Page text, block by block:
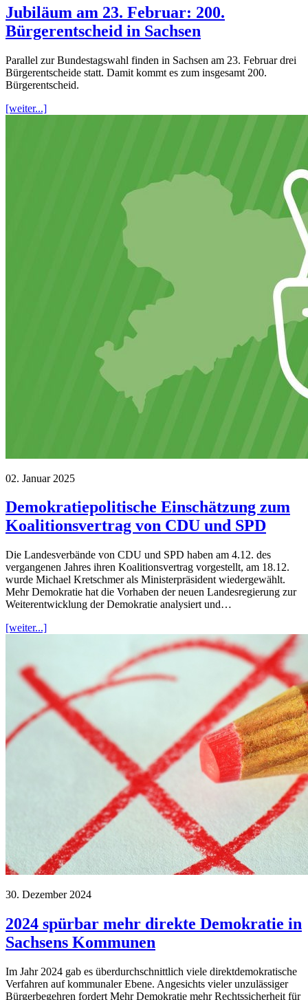
Jubiläum am 23. Februar: 200.
Bürgerentscheid in Sachsen
Parallel zur Bundestagswahl finden in Sachsen am 23. Februar drei
Bürgerentscheide statt. Damit kommt es zum insgesamt 200.
Bürgerentscheid.
[weiter...]
02. Januar 2025
Demokratiepolitische Einschätzung zum
Koalitionsvertrag von CDU und SPD
Die Landesverbände von CDU und SPD haben am 4.12. des
vergangenen Jahres ihren Koalitionsvertrag vorgestellt, am 18.12.
wurde Michael Kretschmer als Ministerpräsident wiedergewählt.
Mehr Demokratie hat die Vorhaben der neuen Landesregierung zur
Weiterentwicklung der Demokratie analysiert und…
[weiter...]
30. Dezember 2024
2024 spürbar mehr direkte Demokratie in
Sachsens Kommunen
Im Jahr 2024 gab es überdurchschnittlich viele direktdemokratische
Verfahren auf kommunaler Ebene. Angesichts vieler unzulässiger
Bürgerbegehren fordert Mehr Demokratie mehr Rechtssicherheit für